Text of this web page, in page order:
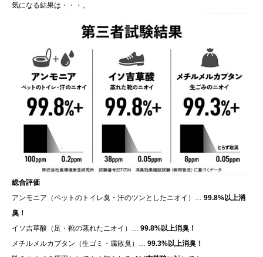
気になる結果は・・・。
総合評価
アンモニア（ペットのトイレ臭・汗のツンとしたニオイ）… 99.8%以上消
臭！
イソ吉草酸（足・靴の蒸れたニオイ）… 99.8%以上消臭！
メチルメルカプタン（生ゴミ・腐敗臭）… 99.3%以上消臭！